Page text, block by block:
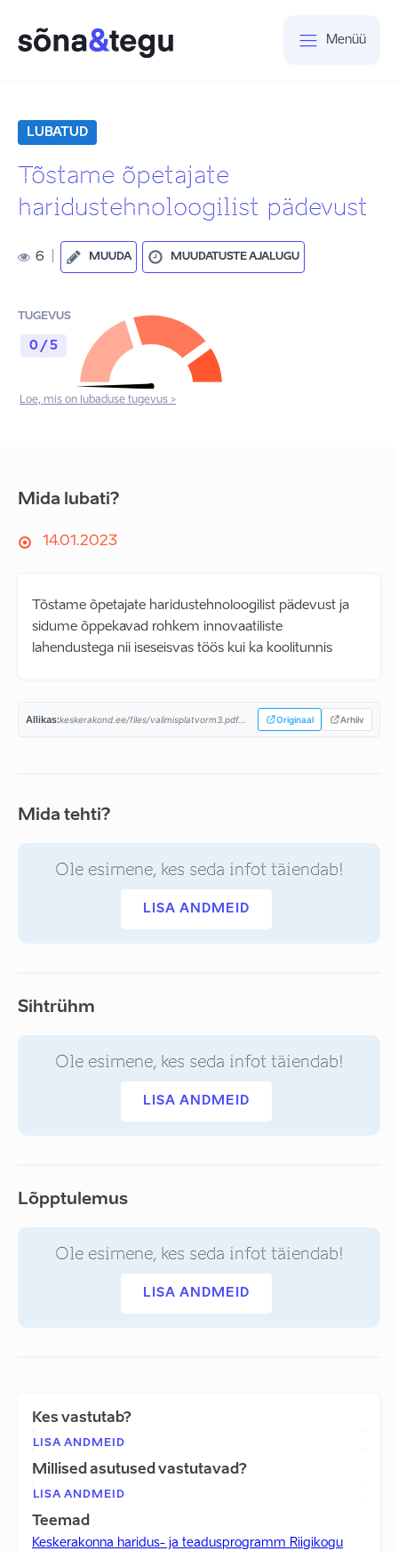
Menüü
LUBATUD
Tõstame õpetajate
haridustehnoloogilist pädevust
6 MUUDA MUUDATUSTE AJALUGU
TUGEVUS
0 / 5
Loe, mis on lubaduse tugevus >
Mida lubati?
14.01.2023
Tõstame õpetajate haridustehnoloogilist pädevust ja
sidume õppekavad rohkem innovaatiliste
lahendustega nii iseseisvas töös kui ka koolitunnis
Allikas:keskerakond.ee/files/valimisplatvorm3.pdf... Originaal Arhiiv
Mida tehti?
Ole esimene, kes seda infot täiendab!
LISA ANDMEID
Sihtrühm
Ole esimene, kes seda infot täiendab!
LISA ANDMEID
Lõpptulemus
Ole esimene, kes seda infot täiendab!
LISA ANDMEID
Kes vastutab?
LISA ANDMEID
Millised asutused vastutavad?
LISA ANDMEID
Teemad
Keskerakonna haridus- ja teadusprogramm Riigikogu